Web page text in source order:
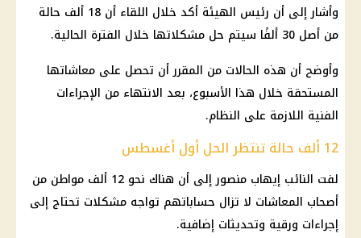
وأشار إلى أن رئيس الهيئة أكد خلال اللقاء أن 18 ألف حالة
من أصل 30 ألفًا سيتم حل مشكلاتها خلال الفترة الحالية.
وأوضح أن هذه الحالات من المقرر أن تحصل على معاشاتها
المستحقة خلال هذا الأسبوع، بعد الانتهاء من الإجراءات
الفنية اللازمة على النظام.
12 ألف حالة تنتظر الحل أول أغسطس
لفت النائب إيهاب منصور إلى أن هناك نحو 12 ألف مواطن من
أصحاب المعاشات لا تزال حساباتهم تواجه مشكلات تحتاج إلى
إجراءات ورقية وتحديثات إضافية.